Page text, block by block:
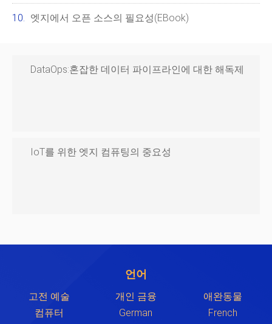
엣지에서 오픈 소스의 필요성(eBook)
DataOps:혼잡한 데이터 파이프라인에 대한 해독제
IoT를 위한 엣지 컴퓨팅의 중요성
언어
고전 예술 개인 금융
애완동물
컴퓨터
German
French